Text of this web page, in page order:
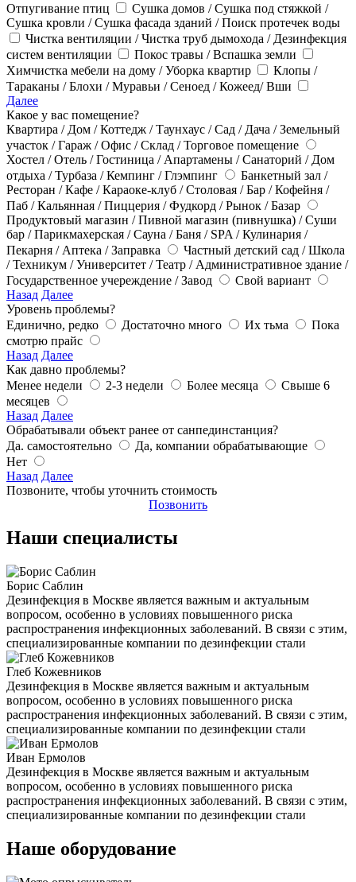
Отпугивание птиц
Сушка домов / Сушка под стяжкой /
Сушка кровли / Сушка фасада зданий / Поиск протечек воды
Чистка вентиляции / Чистка труб дымохода / Дезинфекция
систем вентиляции
Покос травы / Вспашка земли
Химчистка мебели на дому / Уборка квартир
Клопы /
Тараканы / Блохи / Муравьи / Сеноед / Кожеед/ Вши
Далее
Какое у вас помещение?
Квартира / Дом / Коттедж / Таунхаус / Сад / Дача / Земельный
участок / Гараж / Офис / Склад / Торговое помещение
Хостел / Отель / Гостиница / Апартамены / Санаторий / Дом
отдыха / Турбаза / Кемпинг / Глэмпинг
Банкетный зал /
Ресторан / Кафе / Караоке-клуб / Столовая / Бар / Кофейня /
Паб / Кальянная / Пиццерия / Фудкорд / Рынок / Базар
Продуктовый магазин / Пивной магазин (пивнушка) / Суши
бар / Парикмахерская / Сауна / Баня / SPA / Кулинария /
Пекарня / Аптека / Заправка
Частный детский сад / Школа
/ Техникум / Университет / Театр / Административное здание /
Государственное учереждение / Завод
Свой вариант
Назад Далее
Уровень проблемы?
Единично, редко
Достаточно много Их тьма
Пока
смотрю прайс
Назад Далее
Как давно проблемы?
Менее недели
2-3 недели Более месяца
Свыше 6
месяцев
Назад Далее
Обрабатывали объект ранее от санпединстанция?
Да. самостоятельно
Да, компании обрабатывающие
Нет
Назад Далее
Позвоните, чтобы уточнить стоимость
Позвонить
Наши специалисты
Борис Саблин
Дезинфекция в Москве является важным и актуальным
вопросом, особенно в условиях повышенного риска
распространения инфекционных заболеваний. В связи с этим,
специализированные компании по дезинфекции стали
Глеб Кожевников
Дезинфекция в Москве является важным и актуальным
вопросом, особенно в условиях повышенного риска
распространения инфекционных заболеваний. В связи с этим,
специализированные компании по дезинфекции стали
Иван Ермолов
Дезинфекция в Москве является важным и актуальным
вопросом, особенно в условиях повышенного риска
распространения инфекционных заболеваний. В связи с этим,
специализированные компании по дезинфекции стали
Наше оборудование